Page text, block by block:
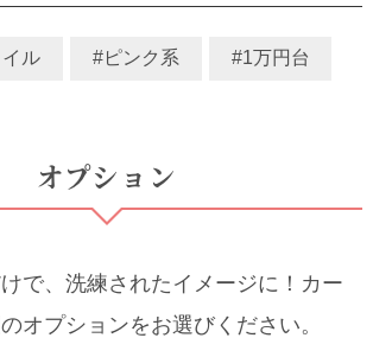
ル #ピンク系 #1万円台
オプション
で、洗練されたイメージに！カー
オプションをお選びください。